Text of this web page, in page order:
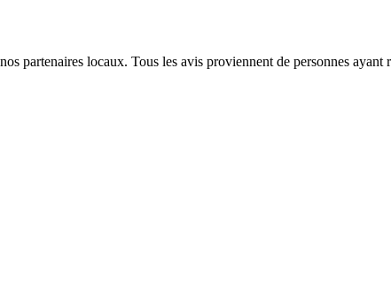
partenaires locaux. Tous les avis proviennent de personnes ayant